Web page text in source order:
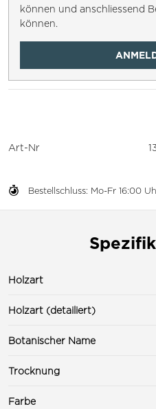
können und anschliessend
können.
Bestellschluss: Mo-Fr 16:00
Art-Nr
Holzart
Holzart (detailiert)
Botanischer Name
Trocknung
Farbe